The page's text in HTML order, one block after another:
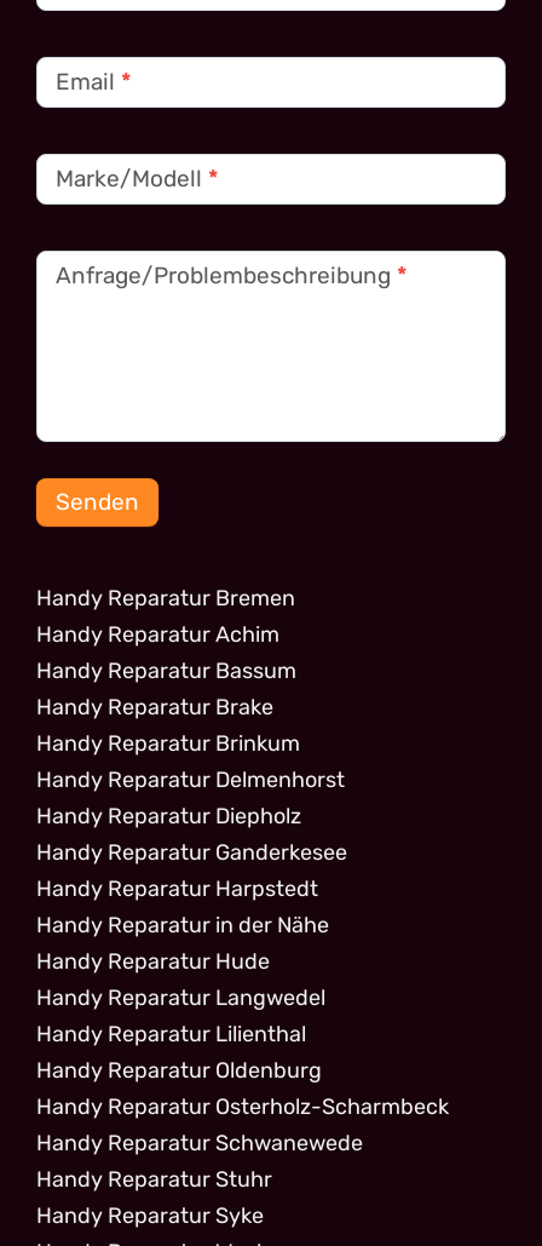
Email *
Marke/Modell *
Anfrage/Problembeschreibung *
Senden
Handy Reparatur Bremen
Handy Reparatur Achim
Handy Reparatur Bassum
Handy Reparatur Brake
Handy Reparatur Brinkum
Handy Reparatur Delmenhorst
Handy Reparatur Diepholz
Handy Reparatur Ganderkesee
Handy Reparatur Harpstedt
Handy Reparatur in der Nähe
Handy Reparatur Hude
Handy Reparatur Langwedel
Handy Reparatur Lilienthal
Handy Reparatur Oldenburg
Handy Reparatur Osterholz-Scharmbeck
Handy Reparatur Schwanewede
Handy Reparatur Stuhr
Handy Reparatur Syke